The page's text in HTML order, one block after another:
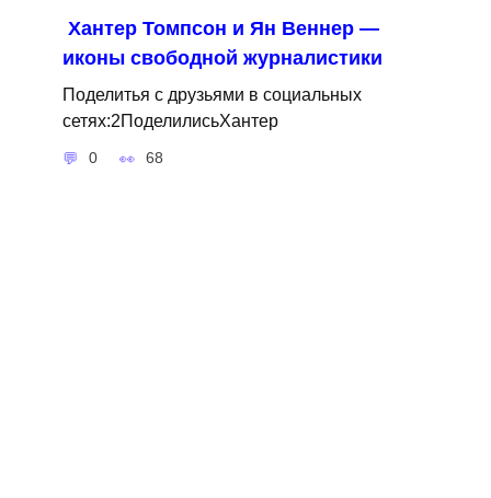
Хантер Томпсон и Ян Веннер —
иконы свободной журналистики
Поделитья с друзьями в социальных
сетях:2ПоделилисьХантер
0 68